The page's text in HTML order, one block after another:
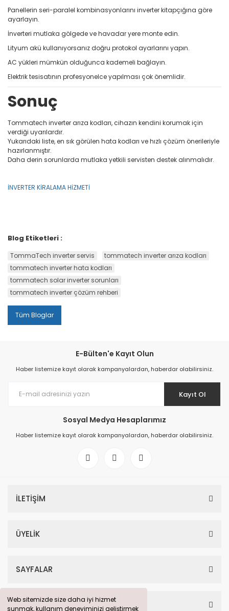
Web sitemizde size daha iyi hizmet
sunmak, kullanım deneyiminizi geliştirmek
Web sitemizde size daha iyi hizmet
sunmak, kullanım deneyiminizi geliştirmek
Panellerin seri-paralel kombinasyonlarını inverter kitapçığına göre
ayarlayın.
İnverteri mutlaka gölgede ve havadar yere monte edin.
Lityum akü kullanıyorsanız doğru protokol ayarlarını yapın.
AC yükleri mümkün olduğunca kademeli bağlayın.
Elektrik tesisatının profesyonelce yapılması çok önemlidir.
Sonuç
Tommatech inverter arıza kodları, cihazın kendini korumak için
verdiği uyarılardır.
Yukarıdaki liste, en sık görülen hata kodları ve hızlı çözüm önerileriyle
hazırlanmıştır.
Daha derin sorunlarda mutlaka yetkili servisten destek alınmalıdır.
İNVERTER KİRALAMA HİZMETİ
Blog Etiketleri :
TommaTech inverter servis
tommatech inverter arıza kodları
tommatech inverter hata kodları
tommatech solar inverter sorunları
tommatech inverter çözüm rehberi
Tüm Bloglar
E-Bülten'e Kayıt Olun
Haber listemize kayıt olarak kampanyalardan, haberdar olabilirsiniz.
Kayıt Ol
Sosyal Medya Hesaplarımız
Haber listemize kayıt olarak kampanyalardan, haberdar olabilirsiniz.
İLETİŞİM
ÜYELİK
SAYFALAR
HESABIM